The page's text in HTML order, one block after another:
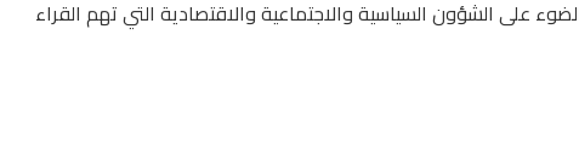
على الشؤون السياسية والاجتماعية والاقتصادية التي تهم القراء